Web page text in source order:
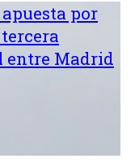
por
entre Madrid